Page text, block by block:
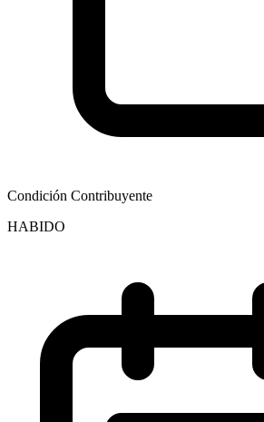
Condición Contribuyente
HABIDO